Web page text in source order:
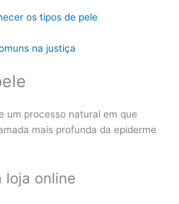
os tipos de pele
na justiça
um processo natural em que
mais profunda da epiderme
loja online